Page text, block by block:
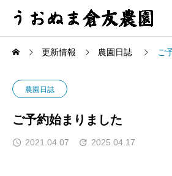
更新情報 農園日誌 ご
農園日誌
ご予約始まりました
2021.04.07 2025.04.17